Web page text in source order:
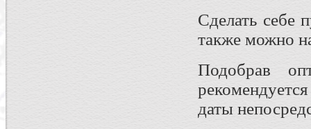
Сделать себе
также можно
Подобрав
даты